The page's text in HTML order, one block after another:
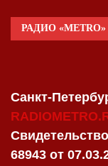
РАДИО «METRO»
Санкт-
68943 от